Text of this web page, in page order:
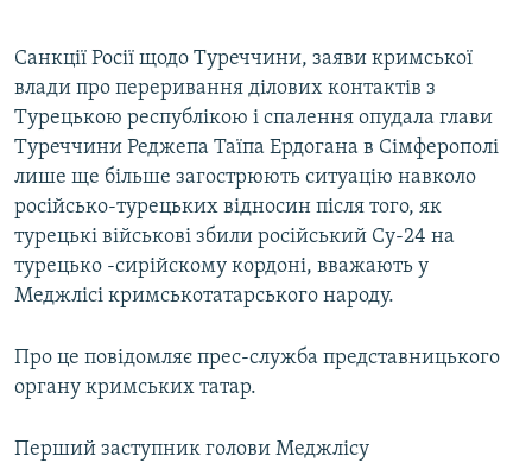
Усі сайти RFE/RL
Санкції Росії щодо Туреччини, заяви кримської
влади про переривання ділових контактів з
Турецькою республікою і спалення опудала глави
Туреччини Реджепа Таїпа Ердогана в Сімферополі
лише ще більше загострюють ситуацію навколо
російсько-турецьких відносин після того, як
турецькі військові збили російський Су-24 на
турецько -сирійскому кордоні, вважають у
Меджлісі кримськотатарського народу.
Про це повідомляє прес-служба представницького
органу кримських татар.
Перший заступник голови Меджлісу